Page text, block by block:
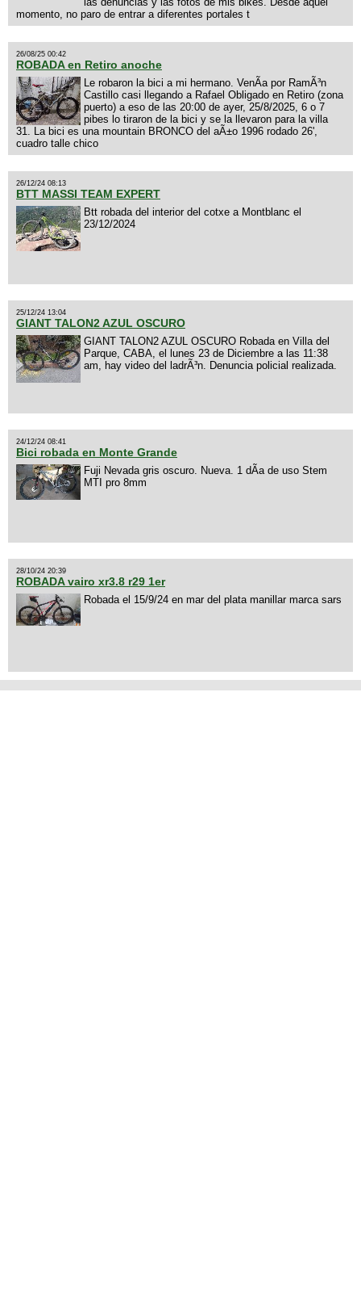
momento, no paro de entrar a diferentes portales t
26/08/25 00:42
ROBADA en Retiro anoche
Le robaron la bici a mi hermano. VenÃ­a por RamÃ³n
Castillo casi llegando a Rafael Obligado en Retiro (zona
puerto) a eso de las 20:00 de ayer, 25/8/2025, 6 o 7
pibes lo tiraron de la bici y se la llevaron para la villa
31. La bici es una mountain BRONCO del aÃ±o 1996 rodado 26',
cuadro talle chico
26/12/24 08:13
BTT MASSI TEAM EXPERT
Btt robada del interior del cotxe a Montblanc el
23/12/2024
25/12/24 13:04
GIANT TALON2 AZUL OSCURO
GIANT TALON2 AZUL OSCURO Robada en Villa del
Parque, CABA, el lunes 23 de Diciembre a las 11:38
am, hay video del ladrÃ³n. Denuncia policial realizada.
24/12/24 08:41
Bici robada en Monte Grande
Fuji Nevada gris oscuro. Nueva. 1 dÃ­a de uso Stem
MTI pro 8mm
28/10/24 20:39
ROBADA vairo xr3.8 r29 1er
Robada el 15/9/24 en mar del plata manillar marca sars